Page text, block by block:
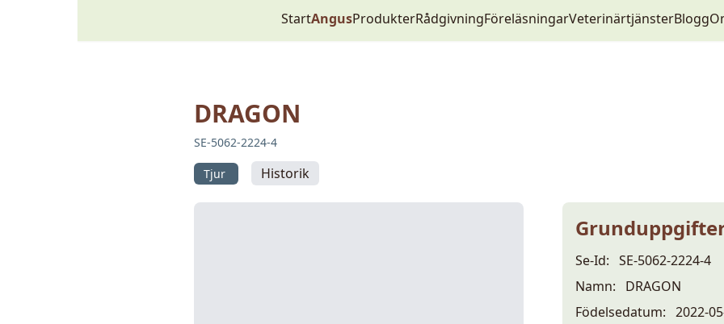
StartAngusProdukterRådgivningFöreläsningarVeterinärtjänsterBlogg
DRAGON
SE-5062-2224-4
Tjur Historik
Se-Id: SE-5062-2224-4
Namn:
DRAGON
Födelsedatum: 2022-